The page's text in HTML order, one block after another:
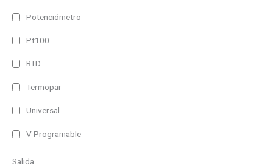
1980 lm
2960 lm
Potenciómetro
Pt100
RTD
Termopar
Universal
V Programable
Salida